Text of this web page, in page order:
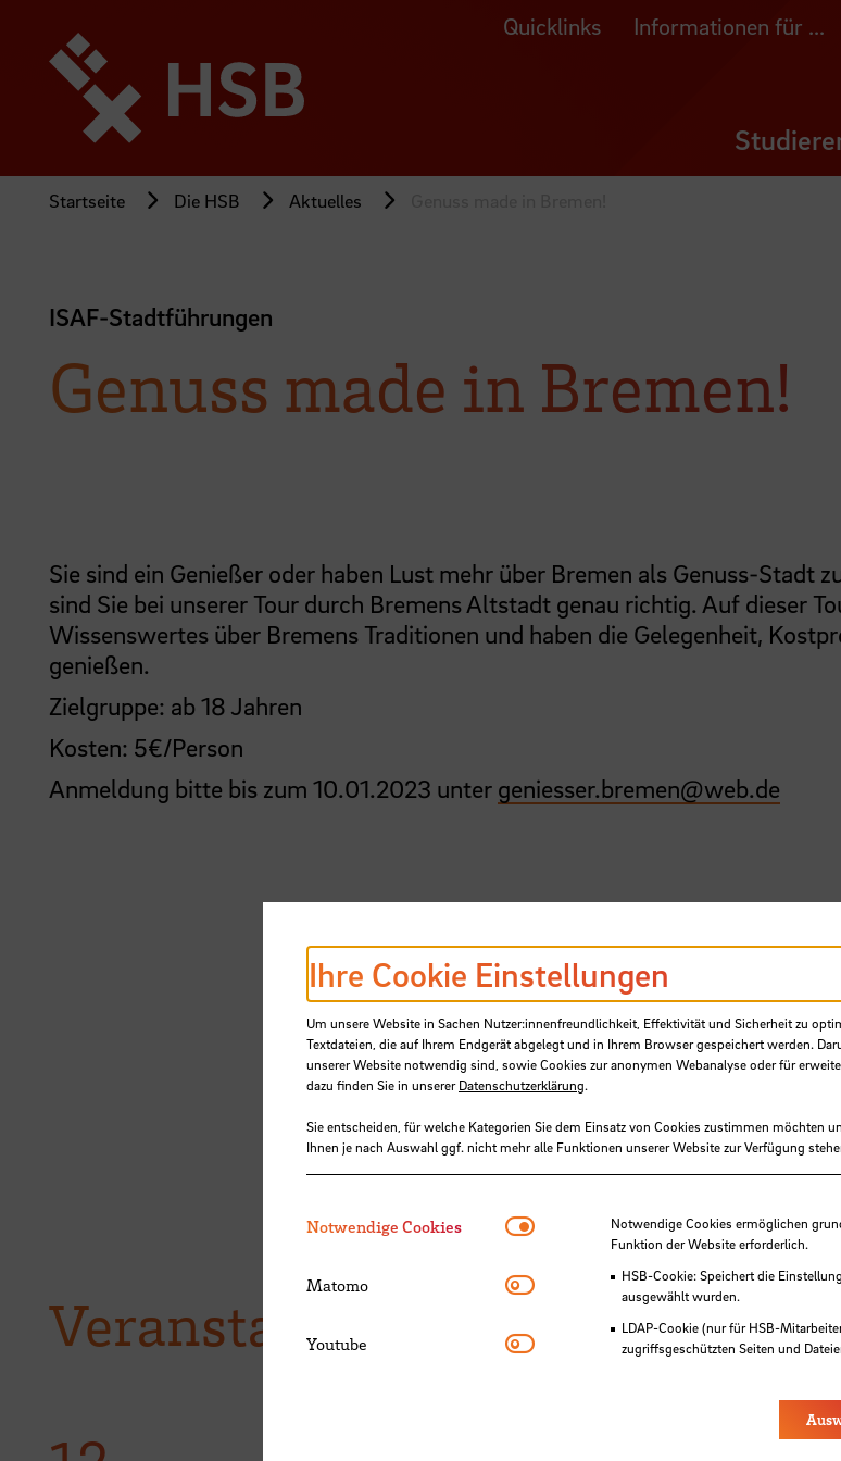
Seiteninhalt
springen
Quicklinks Informationen für ...
Startseite Die HSB Aktuelles
ISAF-Stadtführungen
Genuss made in Bremen!
Sie sind ein Genießer oder haben Lust mehr über Bremen als Genuss-Stadt
sind Sie bei unserer Tour durch Bremens Altstadt genau richtig. Auf dieser
Wissenswertes über Bremens Traditionen und haben die Gelegenheit,
genießen.
Zielgruppe: ab 18 Jahren
Kosten: 5€/Person
Anmeldung bitte bis zum 10.01.2023 unter geniesser.bremen@web.de
Veranstaltungen der HSB
Ihre Cookie Einstellungen
Um unsere Website in Sachen Nutzer:innenfreundlichkeit, Effektivität und Sicherheit zu
Textdateien, die auf Ihrem Endgerät abgelegt und in Ihrem Browser gespeichert werden.
unserer Website notwendig sind, sowie Cookies zur anonymen Webanalyse oder für
dazu finden Sie in unsererDatenschutzerklärung.
Sie entscheiden, für welche Kategorien Sie dem Einsatz von Cookies zustimmen möchten
Ihnen je nach Auswahl ggf. nicht mehr alle Funktionen unserer Website zur Verfügung
Notwendige Cookies Notwendige Cookies
Notwendige Cookies ermöglichen
Funktion der Website erforderlich.
HSB-Cookie: Speichert die
ausgewählt wurden.
LDAP-Cookie (nur für HSB-
zugriffsgeschützten Seiten und
Matomo Matomo
Youtube Youtube